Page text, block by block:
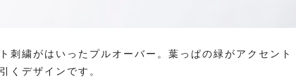
刺繍がはいったプルオーバー。葉っぱの緑がアクセント
くデザインです。